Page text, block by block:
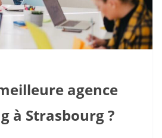
agence
à Strasbourg ?